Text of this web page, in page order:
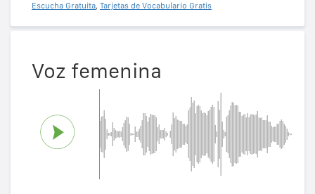
Escucha Gratuita, Tarjetas de Vocabulario Gratis
Voz femenina